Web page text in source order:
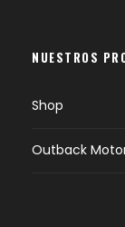
NUESTROS
Shop
Outback